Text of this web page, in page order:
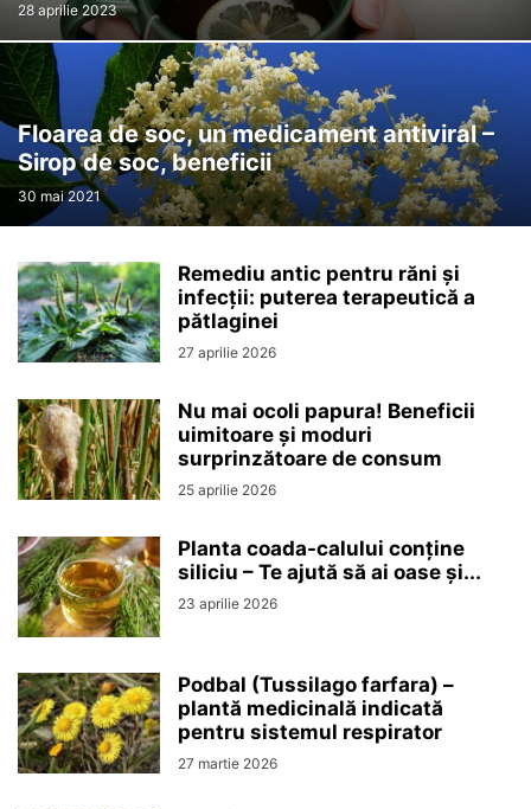
28 aprilie 2023
Floarea de soc, un medicament antiviral –
Sirop de soc, beneficii
30 mai 2021
Remediu antic pentru răni și
infecții: puterea terapeutică a
pătlaginei
27 aprilie 2026
Nu mai ocoli papura! Beneficii
uimitoare și moduri
surprinzătoare de consum
25 aprilie 2026
Planta coada-calului conține
siliciu – Te ajută să ai oase și...
23 aprilie 2026
Podbal (Tussilago farfara) –
plantă medicinală indicată
pentru sistemul respirator
27 martie 2026